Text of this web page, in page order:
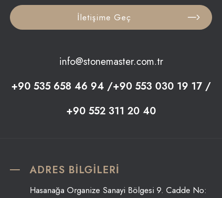
İletişime Geç
info@stonemaster.com.tr
+90 535 658 46 94 /+90 553 030 19 17 /
+90 552 311 20 40
ADRES BİLGİLERİ
Hasanağa Organize Sanayi Bölgesi 9. Cadde No: